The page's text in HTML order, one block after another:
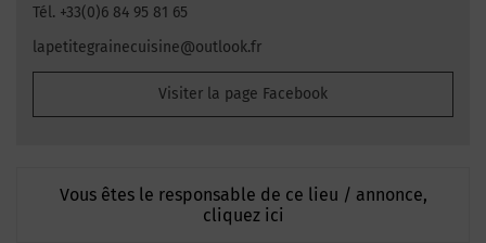
Tél. +33(0)6 84 95 81 65
lapetitegrainecuisine@outlook.fr
Visiter la page Facebook
Vous êtes le responsable de ce lieu / annonce,
cliquez ici